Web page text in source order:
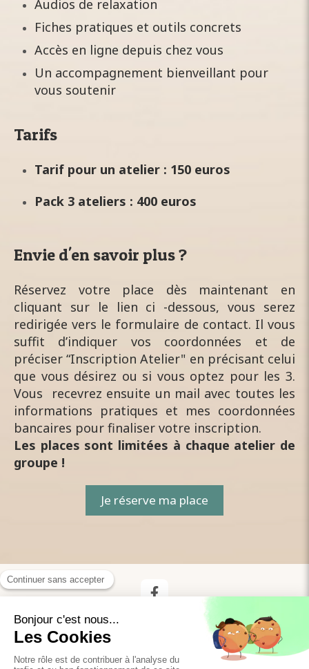
Audios de relaxation
Fiches pratiques et outils concrets
Accès en ligne depuis chez vous
Un accompagnement bienveillant pour
vous soutenir
Tarifs
Tarif pour un atelier : 150 euros
Pack 3 ateliers : 400 euros
Envie d'en savoir plus ?
Réservez votre place dès maintenant en
cliquant sur le lien ci -dessous, vous serez
redirigée vers le formulaire de contact. Il vous
suffit d’indiquer vos coordonnées et de
préciser “Inscription Atelier" en précisant celui
que vous désirez ou si vous optez pour les 3.
Vous recevrez ensuite un mail avec toutes les
informations pratiques et mes coordonnées
bancaires pour finaliser votre inscription.
Les places sont limitées à chaque atelier de
groupe !
Je réserve ma place
Mentions légales